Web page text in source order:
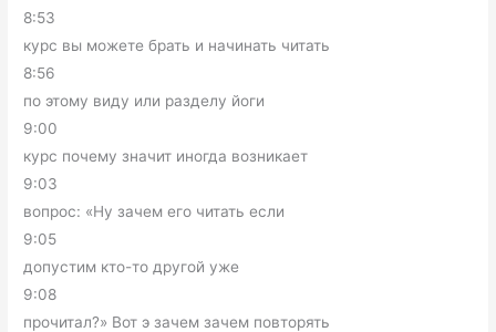
8:53
курс вы можете брать и начинать читать
8:56
по этому виду или разделу йоги
9:00
курс почему значит иногда возникает
9:03
вопрос: «Ну зачем его читать если
9:05
допустим кто-то другой уже
9:08
прочитал?» Вот э зачем зачем повторять